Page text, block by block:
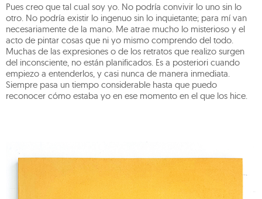
Pues creo que tal cual soy yo. No podría convivir lo uno sin lo
otro. No podría existir lo ingenuo sin lo inquietante; para mí van
necesariamente de la mano. Me atrae mucho lo misterioso y el
acto de pintar cosas que ni yo mismo comprendo del todo.
Muchas de las expresiones o de los retratos que realizo surgen
del inconsciente, no están planificados. Es a posteriori cuando
empiezo a entenderlos, y casi nunca de manera inmediata.
Siempre pasa un tiempo considerable hasta que puedo
reconocer cómo estaba yo en ese momento en el que los hice.